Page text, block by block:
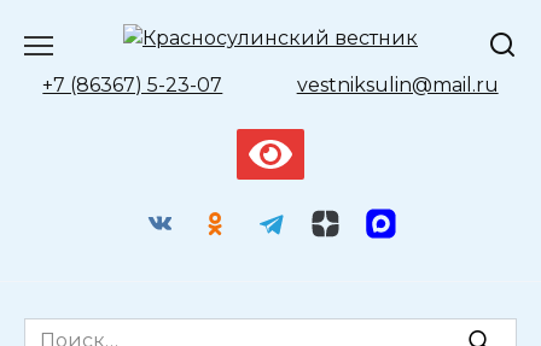
содержанию
+7 (86367) 5-23-07 vestniksulin@mail.ru
Search